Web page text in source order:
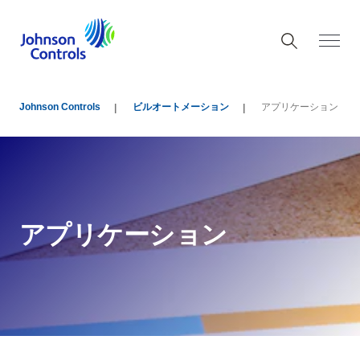
Johnson Controls ビルオートメーション アプリケーション
アプリケーション